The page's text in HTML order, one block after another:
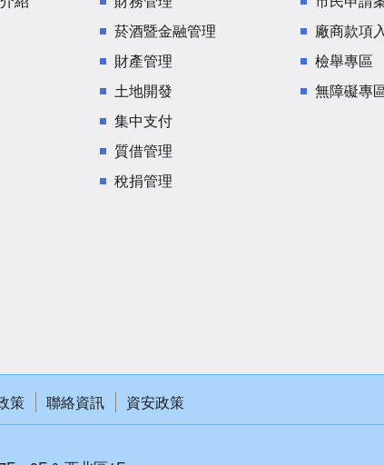
菸酒暨金融管理
財產管理
土地開發
集中支付
質借管理
稅捐管理
廠商款項
檢舉專區
無障礙專
策 聯絡資訊 資安政策